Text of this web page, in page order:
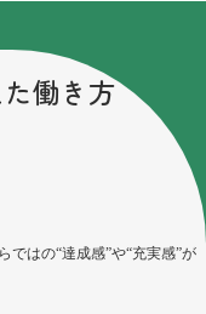
働き方
はの“達成感”や“充実感”が